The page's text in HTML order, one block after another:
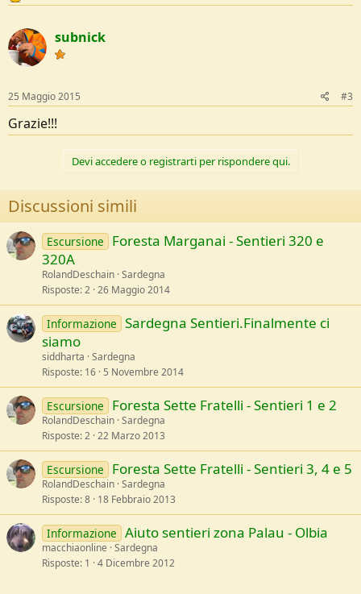
subnick
25 Maggio 2015 #3
Grazie!!!
Devi accedere o registrarti per rispondere qui.
Discussioni simili
Escursione
Foresta Marganai - Sentieri 320 e
320A
RolandDeschain Sardegna
Risposte 2 26 Maggio 2014
Informazione Sardegna Sentieri.Finalmente ci
siamo
siddharta Sardegna
Risposte 16 5 Novembre 2014
Escursione Foresta Sette Fratelli - Sentieri 1 e 2
RolandDeschain Sardegna
Risposte 2 22 Marzo 2013
Escursione Foresta Sette Fratelli - Sentieri 3, 4 e 5
RolandDeschain Sardegna
Risposte 8 18 Febbraio 2013
Informazione Aiuto sentieri zona Palau - Olbia
macchiaonline Sardegna
Risposte 1 4 Dicembre 2012